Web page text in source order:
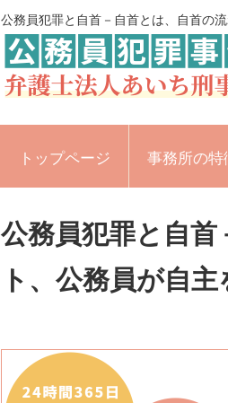
公務員犯罪と自首－自首とは、自首の
トップページ 事務所の特
公務員犯罪と自
ト、公務員が自